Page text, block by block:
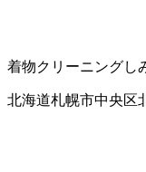
着物クリーニングし
北海道札幌市中央区